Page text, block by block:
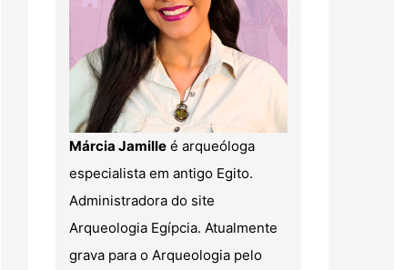
Márcia Jamille é arqueóloga
especialista em antigo Egito.
Administradora do site
Arqueologia Egípcia. Atualmente
grava para o Arqueologia pelo